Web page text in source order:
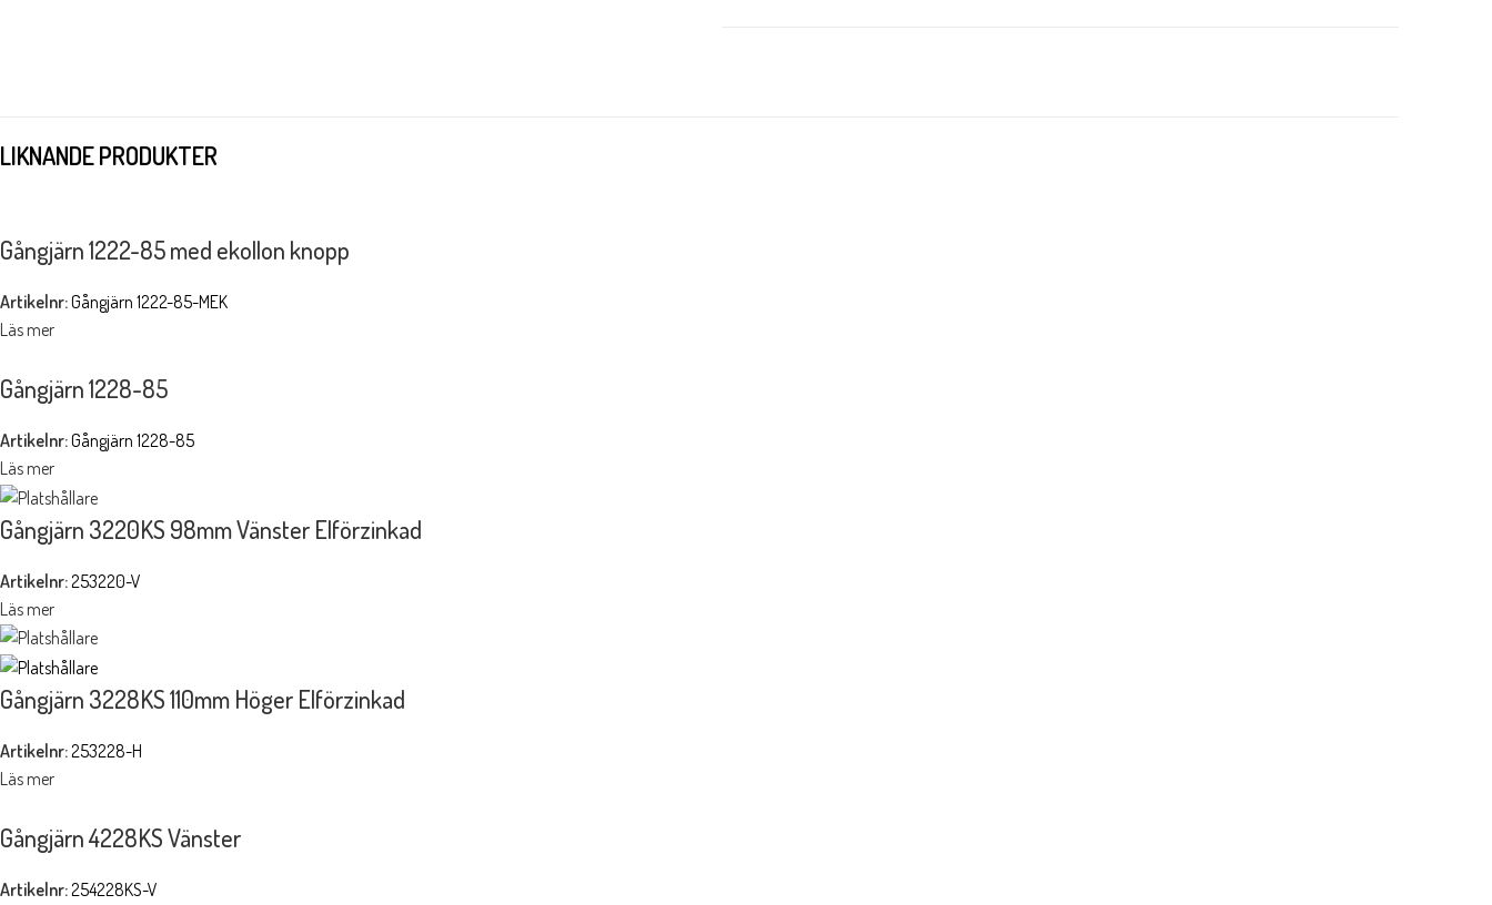
LIKNANDE PRODUKTER
Gångjärn 1222-85 med ekollon knopp
Artikelnr:Gångjärn 1222-85-MEK
Läs mer
Gångjärn 1228-85
Artikelnr:Gångjärn 1228-85
Läs mer
Gångjärn 3220KS 98mm Vänster Elförzinkad
Artikelnr:253220-V
Läs mer
Gångjärn 3228KS 110mm Höger Elförzinkad
Artikelnr:253228-H
Läs mer
Gångjärn 4228KS Vänster
Artikelnr:254228KS-V